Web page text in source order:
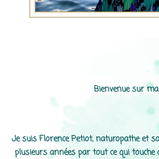
Bienvenue sur
Je suis Florence Petiot, naturopathe et
plusieurs années par tout ce qui touche